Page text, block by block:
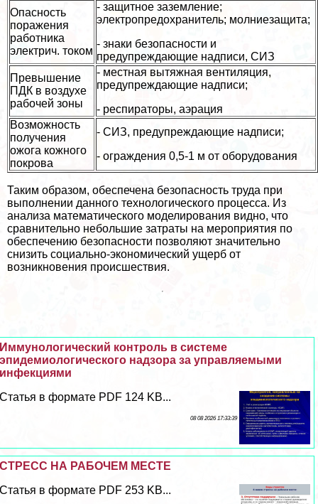
Опасность
поражения
работника
электрич. током
- защитное заземление;
электропpeдoxpaнитель; молниезащита;
- знаки безопасности и
предупреждающие надписи, СИЗ
Превышение
ПДК в воздухе
рабочей зоны
- местная вытяжная вентиляция,
предупреждающие надписи;
- респираторы, аэрация
Возможность
получения
ожога кожного
покрова
- СИЗ, предупреждающие надписи;
- ограждения 0,5-1 м от оборудования
Таким образом, обеспечена безопасность труда при
выполнении данного технологического процесса. Из
анализа математического моделирования видно, что
сравнительно небольшие затраты на мероприятия по
обеспечению безопасности позволяют значительно
снизить социально-экономический ущерб от
возникновения происшествия.
Иммунологический контроль в системе
эпидемиологического надзора за управляемыми
инфекциями
Статья в формате PDF 124 KB...
08 08 2026 17:33:39
СТРЕСС НА РАБОЧЕМ МЕСТЕ
Статья в формате PDF 253 KB...